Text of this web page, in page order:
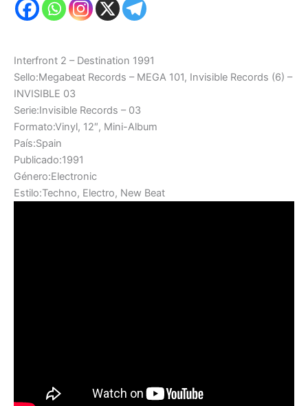
Interfront 2 ‎– Destination 1991
Sello:Megabeat Records ‎– MEGA 101, Invisible Records (6) ‎–
INVISIBLE 03
Serie:Invisible Records – 03
Formato:Vinyl, 12″, Mini-Album
País:Spain
Publicado:1991
Género:Electronic
Estilo:Techno, Electro, New Beat